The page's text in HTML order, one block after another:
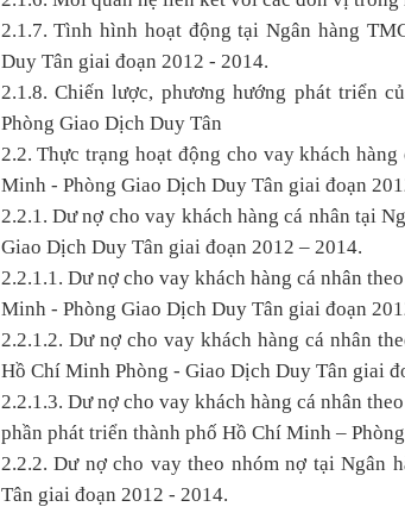
2.1.7. Tình hình hoạt động tại Ngân hàng
Duy Tân giai đoạn 2012 - 2014.
2.1.8. Chiến lược, phương hướng phát triển
Phòng Giao Dịch Duy Tân
2.2. Thực trạng hoạt động cho vay khách
Minh - Phòng Giao Dịch Duy Tân giai đoạn
2.2.1. Dư nợ cho vay khách hàng cá nhân tại
Giao Dịch Duy Tân giai đoạn 2012 – 2014.
2.2.1.1. Dư nợ cho vay khách hàng cá nhân
Minh - Phòng Giao Dịch Duy Tân giai đoạn
2.2.1.2. Dư nợ cho vay khách hàng cá nhân
Hồ Chí Minh Phòng - Giao Dịch Duy Tân giai
2.2.1.3. Dư nợ cho vay khách hàng cá nhân
phần phát triển thành phố Hồ Chí Minh –
2.2.2. Dư nợ cho vay theo nhóm nợ tại Ngân
Tân giai đoạn 2012 - 2014.